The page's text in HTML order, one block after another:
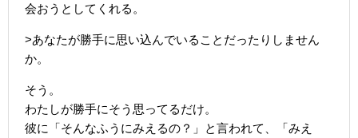
会おうとしてくれる。
>あなたが勝手に思い込んでいることだったりしません
か。
そう。
わたしが勝手にそう思ってるだけ。
彼に「そんなふうにみえるの？」と言われて、「みえ